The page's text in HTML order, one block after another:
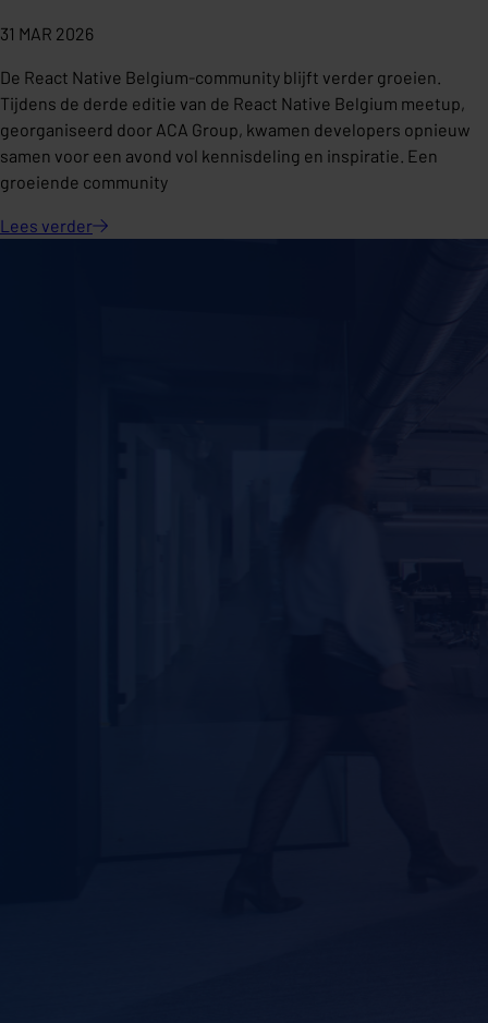
31 MAR 2026
De React Native Belgium-community blijft verder groeien.
Tijdens de derde editie van de React Native Belgium meetup,
georganiseerd door ACA Group, kwamen developers opnieuw
samen voor een avond vol kennisdeling en inspiratie. Een
groeiende community
Lees verder